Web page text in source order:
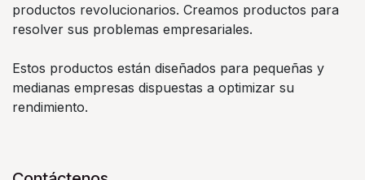
productos revolucionarios. Creamos productos para
resolver sus problemas empresariales.
Estos productos están diseñados para pequeñas y
medianas empresas dispuestas a optimizar su
rendimiento.